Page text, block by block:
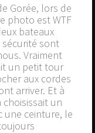
Gorée, lors de
photo est WTF
bateaux
sont
Vraiment
un petit tour
aux cordes
arriver. Et à
un
une ceinture, le